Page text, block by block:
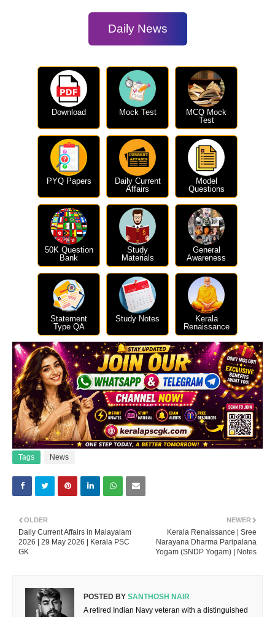
Daily News
Download Mock Test
MCQ Mock
Test
PYQ Papers
Daily Current
Affairs
Model
Questions
50K Question
Bank
Study
Materials
General
Awareness
Statement
Type QA
Study Notes
Kerala
Renaissance
Tags News
NEWER
Kerala Renaissance | Sree
Narayana Dharma Paripalana
Yogam (SNDP Yogam) | Notes
OLDER
Daily Current Affairs in Malayalam
2026 | 29 May 2026 | Kerala PSC
GK
POSTED BY SANTHOSH NAIR
A retired Indian Navy veteran with a distinguished